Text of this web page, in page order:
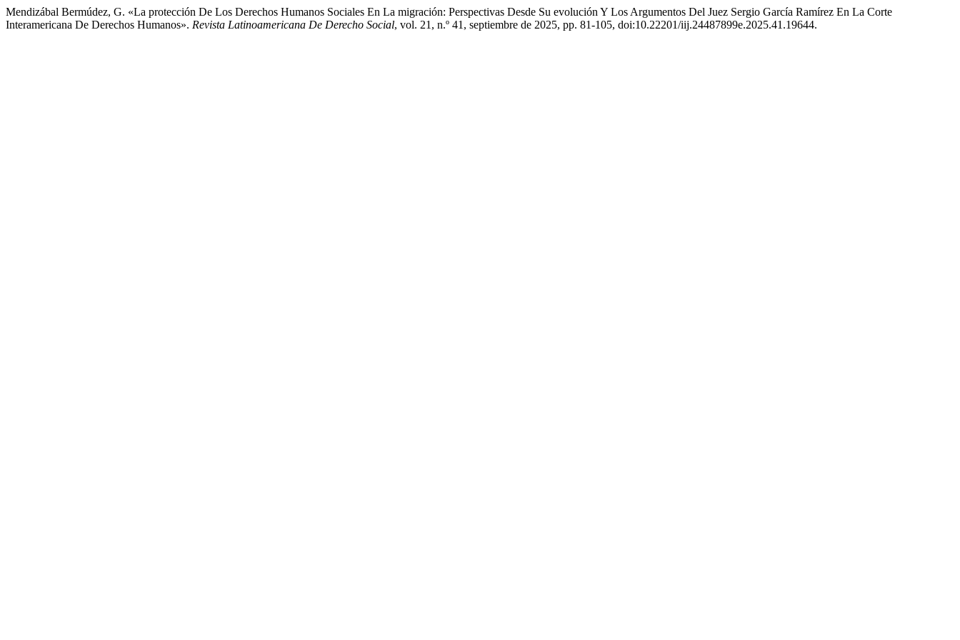
Mendizábal Bermúdez, G. «La protección De Los Derechos Humanos Sociales En La migración: Perspectivas Desde Su evolución Y Los Argumentos Del Juez Sergio García Ramírez En La Corte
Interamericana De Derechos Humanos». Revista Latinoamericana De Derecho Social, vol. 21, n.º 41, septiembre de 2025, pp. 81-105, doi:10.22201/iij.24487899e.2025.41.19644.